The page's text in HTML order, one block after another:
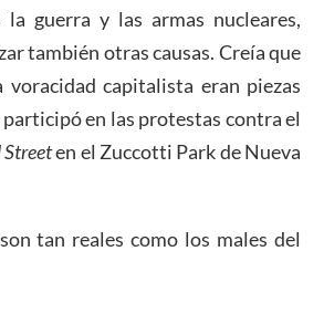
guerra y las armas nucleares,
también otras causas. Creía que
capitalista eran piezas
en las protestas contra el
en el Zuccotti Park de Nueva
tan reales como los males del